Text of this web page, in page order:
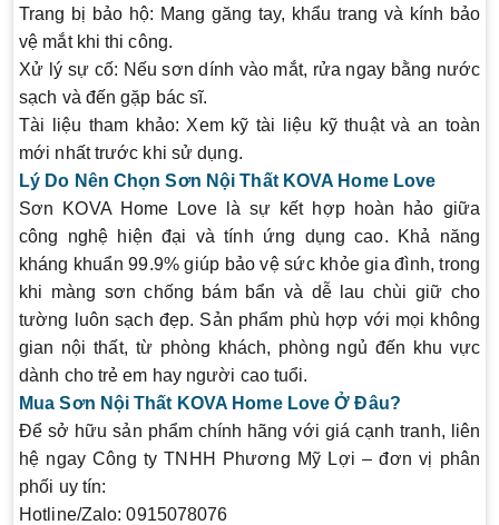
Trang bị bảo hộ: Mang găng tay, khẩu trang và kính bảo
vệ mắt khi thi công.
Xử lý sự cố: Nếu sơn dính vào mắt, rửa ngay bằng nước
sạch và đến gặp bác sĩ.
Tài liệu tham khảo: Xem kỹ tài liệu kỹ thuật và an toàn
mới nhất trước khi sử dụng.
Lý Do Nên Chọn Sơn Nội Thất KOVA Home Love
Sơn KOVA Home Love là sự kết hợp hoàn hảo giữa
công nghệ hiện đại và tính ứng dụng cao. Khả năng
kháng khuẩn 99.9% giúp bảo vệ sức khỏe gia đình, trong
khi màng sơn chống bám bẩn và dễ lau chùi giữ cho
tường luôn sạch đẹp. Sản phẩm phù hợp với mọi không
gian nội thất, từ phòng khách, phòng ngủ đến khu vực
dành cho trẻ em hay người cao tuổi.
Mua Sơn Nội Thất KOVA Home Love Ở Đâu?
Để sở hữu sản phẩm chính hãng với giá cạnh tranh, liên
hệ ngayCông ty TNHH Phương Mỹ Lợi – đơn vị phân
phối uy tín:
Hotline/Zalo: 0915078076